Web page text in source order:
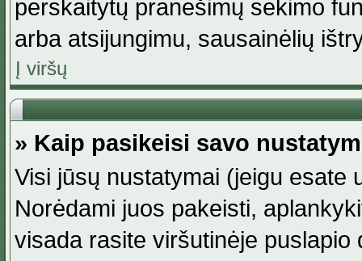
perskaitytų pranešimų sekimo
arba atsijungimu, sausainėlių
Į viršų
» Kaip pasikeisi savo
Visi jūsų nustatymai (jeigu esate
Norėdami juos pakeisti,
visada rasite viršutinėje